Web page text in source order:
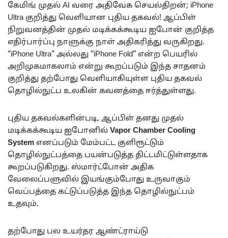
கேமிங் முதல் AI வரை அதிவேக செயல்திறன்; iPhone
Ultra குறித்து வெளியான புதிய தகவல்! ஆப்பிள்
நிறுவனத்தின் முதல் மடிக்கக்கூடிய ஐபோன் குறித்த
எதிர்பார்ப்பு நாளுக்கு நாள் அதிகரித்து வருகிறது.
“iPhone Ultra” அல்லது “iPhone Fold” என்ற பெயரில்
அறிமுகமாகலாம் என்று கூறப்படும் இந்த சாதனம்
குறித்து தற்போது வெளியாகியுள்ள புதிய தகவல்
தொழில்நுட்ப உலகின் கவனத்தை ஈர்த்துள்ளது.
புதிய தகவல்களின்படி, ஆப்பிள் தனது முதல்
மடிக்கக்கூடிய ஐபோனில் Vapor Chamber Cooling
System எனப்படும் மேம்பட்ட குளிரூட்டும்
தொழில்நுட்பத்தை பயன்படுத்த திட்டமிட்டுள்ளதாக
கூறப்படுகிறது. ஸ்மார்ட்போன் அதிக
வேலைப்பளுவில் இயங்கும்போது உருவாகும்
வெப்பத்தை கட்டுப்படுத்த இந்த தொழில்நுட்பம்
உதவும்.
தற்போது பல உயர்தர ஆண்ட்ராய்டு